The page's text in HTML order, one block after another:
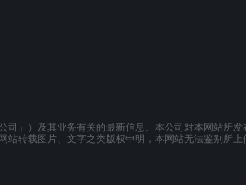
」）及其业务有关的最新信息。本公司对本网站所
转载图片、文字之类版权申明，本网站无法鉴别所